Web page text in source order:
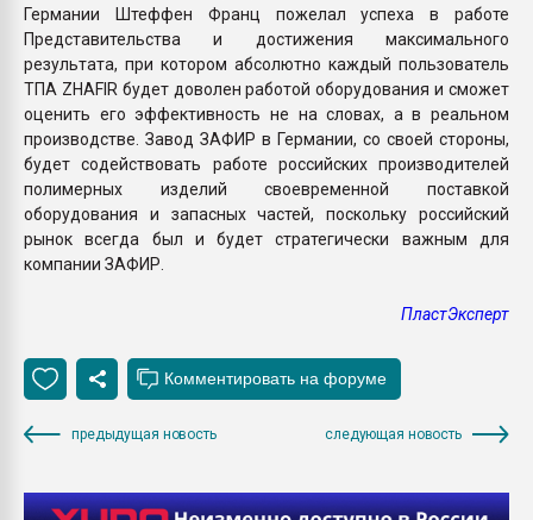
Германии Штеффен Франц пожелал успеха в работе
Представительства и достижения максимального
результата, при котором абсолютно каждый пользователь
ТПА ZHAFIR будет доволен работой оборудования и сможет
оценить его эффективность не на словах, а в реальном
производстве. Завод ЗАФИР в Германии, со своей стороны,
будет содействовать работе российских производителей
полимерных изделий своевременной поставкой
оборудования и запасных частей, поскольку российский
рынок всегда был и будет стратегически важным для
компании ЗАФИР.
ПластЭксперт
предыдущая новость следующая новость